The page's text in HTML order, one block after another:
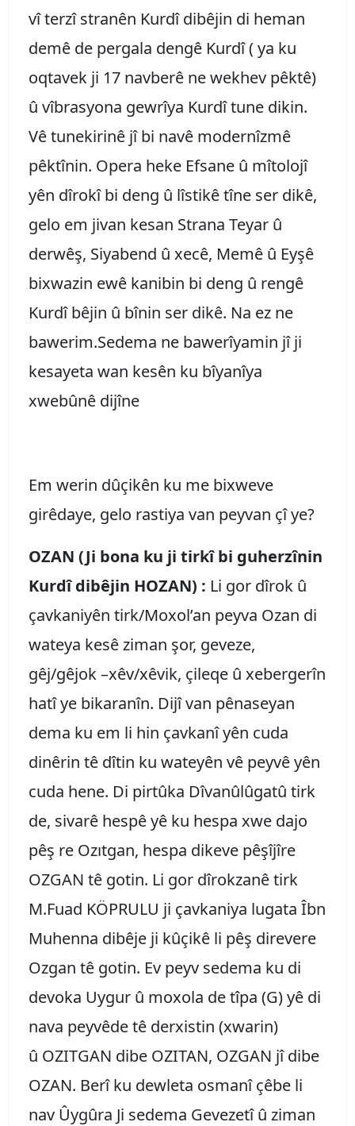
vî terzî stranên Kurdî dibêjin di heman
demê de pergala dengê Kurdî ( ya ku
oqtavek ji 17 navberê ne wekhev pêktê)
û vîbrasyona gewrîya Kurdî tune dikin.
Vê tunekirinê jî bi navê modernîzmê
pêktînin. Opera heke Efsane û mîtolojî
yên dîrokî bi deng û lîstikê tîne ser dikê,
gelo em jivan kesan Strana Teyar û
derwêş, Siyabend û xecê, Memê û Eyşê
bixwazin ewê kanibin bi deng û rengê
Kurdî bêjin û bînin ser dikê. Na ez ne
bawerim.Sedema ne bawerîyamin jî ji
kesayeta wan kesên ku bîyanîya
xwebûnê dijîne
Em werin dûçikên ku me bixweve
girêdaye, gelo rastiya van peyvan çî ye?
OZAN (Ji bona ku ji tirkî bi guherzînin
Kurdî dibêjin HOZAN) : Li gor dîrok û
çavkaniyên tirk/Moxol’an peyva Ozan di
wateya kesê ziman şor, geveze,
gêj/gêjok –xêv/xêvik, çileqe û xebergerîn
hatî ye bikaranîn. Dijî van pênaseyan
dema ku em li hin çavkanî yên cuda
dinêrin tê dîtin ku wateyên vê peyvê yên
cuda hene. Di pirtûka Dîvanûlûgatû tirk
de, sivarê hespê yê ku hespa xwe dajo
pêş re Ozıtgan, hespa dikeve pêşîjîre
OZGAN tê gotin. Li gor dîrokzanê tirk
M.Fuad KÖPRULU ji çavkaniya lugata Îbn
Muhenna dibêje ji kûçikê li pêş direvere
Ozgan tê gotin. Ev peyv sedema ku di
devoka Uygur û moxola de tîpa (G) yê di
nava peyvêde tê derxistin (xwarin)
û OZITGAN dibe OZITAN, OZGAN jî dibe
OZAN. Berî ku dewleta osmanî çêbe li
nav Ûygûra Ji sedema Gevezetî û ziman